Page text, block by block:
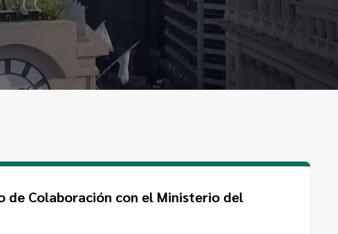
de Colaboración con el Ministerio del